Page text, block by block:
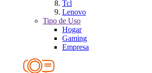
Tcl
Lenovo
Tipo de Uso
Hogar
Gaming
Empresa